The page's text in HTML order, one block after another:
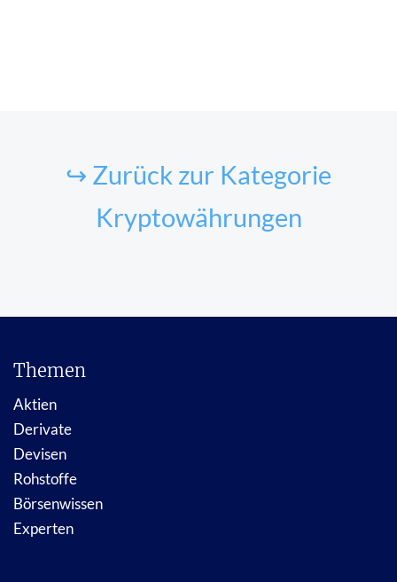
↪ Zurück zur Kategorie
Kryptowährungen
Themen
Aktien
Derivate
Devisen
Rohstoffe
Börsenwissen
Experten